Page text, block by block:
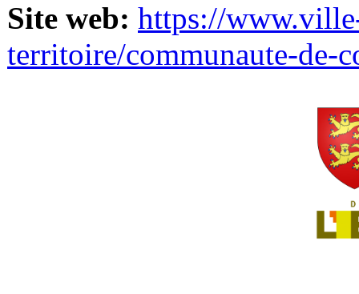
Site web: https://
territoire/communaute-de-